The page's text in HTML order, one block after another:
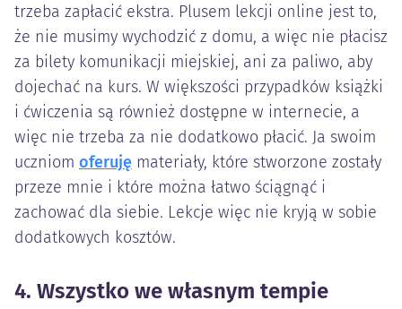
trzeba zapłacić ekstra. Plusem lekcji online jest to,
że nie musimy wychodzić z domu, a więc nie płacisz
za bilety komunikacji miejskiej, ani za paliwo, aby
dojechać na kurs. W większości przypadków książki
i ćwiczenia są również dostępne w internecie, a
więc nie trzeba za nie dodatkowo płacić. Ja swoim
uczniom oferuję materiały, które stworzone zostały
przeze mnie i które można łatwo ściągnąć i
zachować dla siebie. Lekcje więc nie kryją w sobie
dodatkowych kosztów.
4. Wszystko we własnym tempie